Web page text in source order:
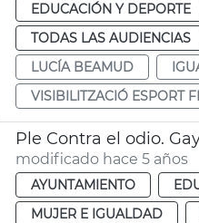
EDUCACIÓN Y DEPORTE
TODAS LAS AUDIENCIAS
LUCÍA BEAMUD
VISIBILITZACIÓ ESPORT
Ple Contra el odio.
modificado hace 5 años
AYUNTAMIENTO
MUJER E IGUALDAD